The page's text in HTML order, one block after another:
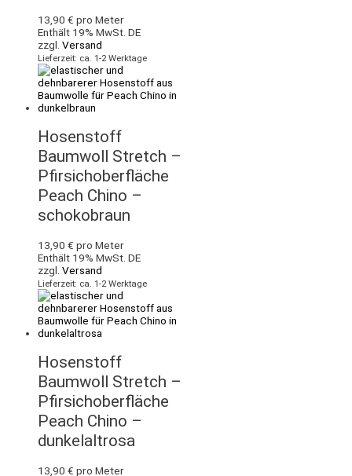
13,90 € pro Meter
Enthält 19% MwSt. DE
zzgl. Versand
Lieferzeit: ca. 1-2 Werktage
Hosenstoff
Baumwoll Stretch –
Pfirsichoberfläche
Peach Chino –
schokobraun
13,90 € pro Meter
Enthält 19% MwSt. DE
zzgl. Versand
Lieferzeit: ca. 1-2 Werktage
Hosenstoff
Baumwoll Stretch –
Pfirsichoberfläche
Peach Chino –
dunkelaltrosa
13,90 € pro Meter